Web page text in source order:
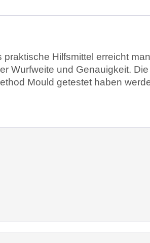
Hilfsmittel erreicht
Wurfweite und Genauigkeit.
Mould getestet haben